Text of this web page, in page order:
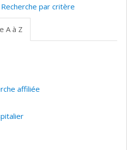
Recherche par critère
A à Z
affiliée